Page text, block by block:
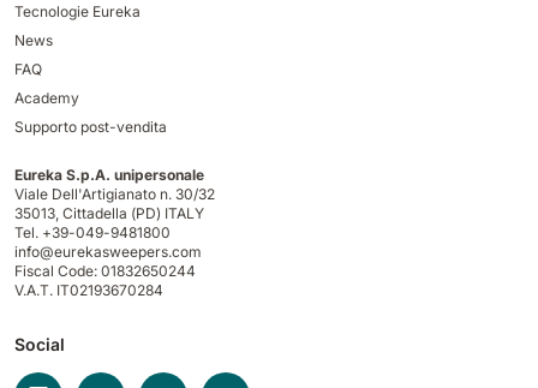
Tecnologie Eureka
News
FAQ
Academy
Supporto post-vendita
Eureka S.p.A. unipersonale
Viale Dell'Artigianato n. 30/32
35013, Cittadella (PD) ITALY
Tel. +39-049-9481800
info@eurekasweepers.com
Fiscal Code: 01832650244
V.A.T. IT02193670284
Social